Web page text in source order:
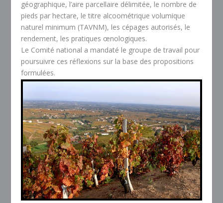
géographique, l’aire parcellaire délimitée, le nombre de
pieds par hectare, le titre alcoométrique volumique
naturel minimum (TAVNM), les cépages autorisés, le
rendement, les pratiques œnologiques.
Le Comité national a mandaté le groupe de travail pour
poursuivre ces réflexions sur la base des propositions
formulées.